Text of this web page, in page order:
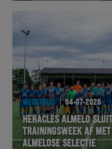
WEDSTRIJD 04-07-2026
HERACLES ALMELO
TRAININGSWEEK AF MET
ALMELOSE SELECTIE